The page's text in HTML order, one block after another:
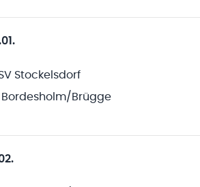
Stockelsdorf
Bordesholm/Brügge